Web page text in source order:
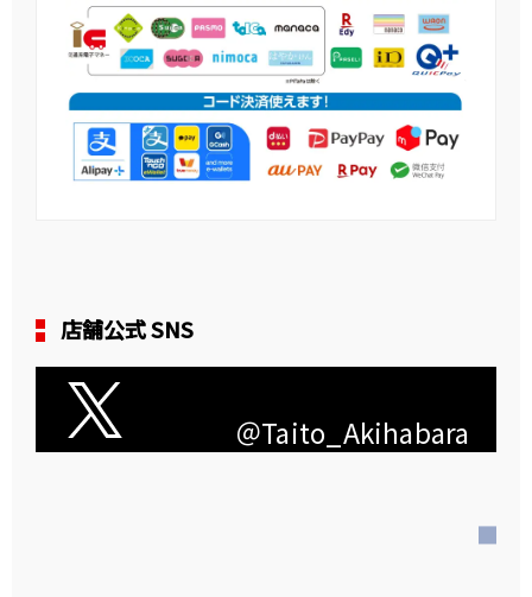
店舗公式 SNS
＠Taito_Akihabara